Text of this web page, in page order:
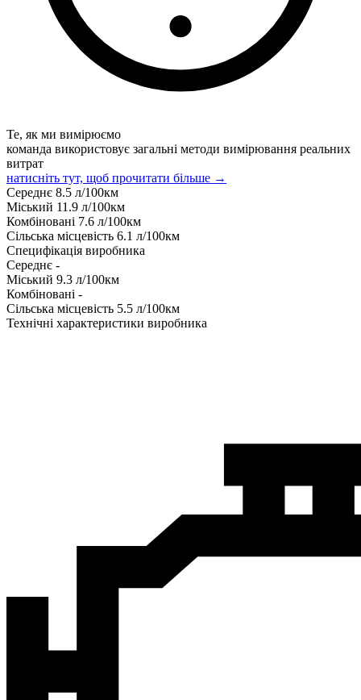
Те, як ми вимірюємо
команда використовує загальні методи вимірювання реальних
витрат
натисніть тут, щоб прочитати більше →
Середнє 8.5 л/100км
Міський 11.9 л/100км
Комбіновані 7.6 л/100км
Сільська місцевість 6.1 л/100км
Специфікація виробника
Середнє -
Міський 9.3 л/100км
Комбіновані -
Сільська місцевість 5.5 л/100км
Технічні характеристики виробника